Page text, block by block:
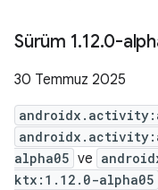
Sürüm 1.12.0-
30 Temmuz 2025
alpha05 ve
ktx:1.12.0-alpha05